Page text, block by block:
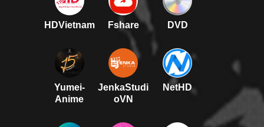
HDVietnam Fshare DVD
Yumei-
Anime
JenkaStudi
oVN
NetHD